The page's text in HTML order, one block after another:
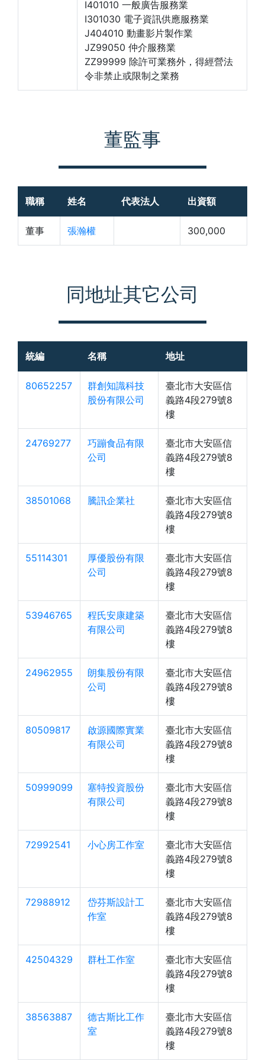
I401010 一般廣告服務業
I301030 電子資訊供應服務業
J404010 動畫影片製作業
JZ99050 仲介服務業
ZZ99999 除許可業務外，得經營法
令非禁止或限制之業務
董監事
職稱 姓名 代表法人 出資額
董事 張瀚權 300,000
同地址其它公司
統編 名稱 地址
80652257
群創知識科技
股份有限公司
臺北市大安區信
義路4段279號8
樓
24769277
巧蹦食品有限
公司
臺北市大安區信
義路4段279號8
樓
38501068 騰訊企業社
臺北市大安區信
義路4段279號8
樓
55114301
厚優股份有限
公司
臺北市大安區信
義路4段279號8
樓
53946765
程氏安康建築
有限公司
臺北市大安區信
義路4段279號8
樓
24962955
朗集股份有限
公司
臺北市大安區信
義路4段279號8
樓
80509817
啟源國際實業
有限公司
臺北市大安區信
義路4段279號8
樓
50999099
塞特投資股份
有限公司
臺北市大安區信
義路4段279號8
樓
72992541 小心房工作室
臺北市大安區信
義路4段279號8
樓
72988912
岱芬斯設計工
作室
臺北市大安區信
義路4段279號8
樓
42504329 群杜工作室
臺北市大安區信
義路4段279號8
樓
38563887
德古斯比工作
室
臺北市大安區信
義路4段279號8
樓